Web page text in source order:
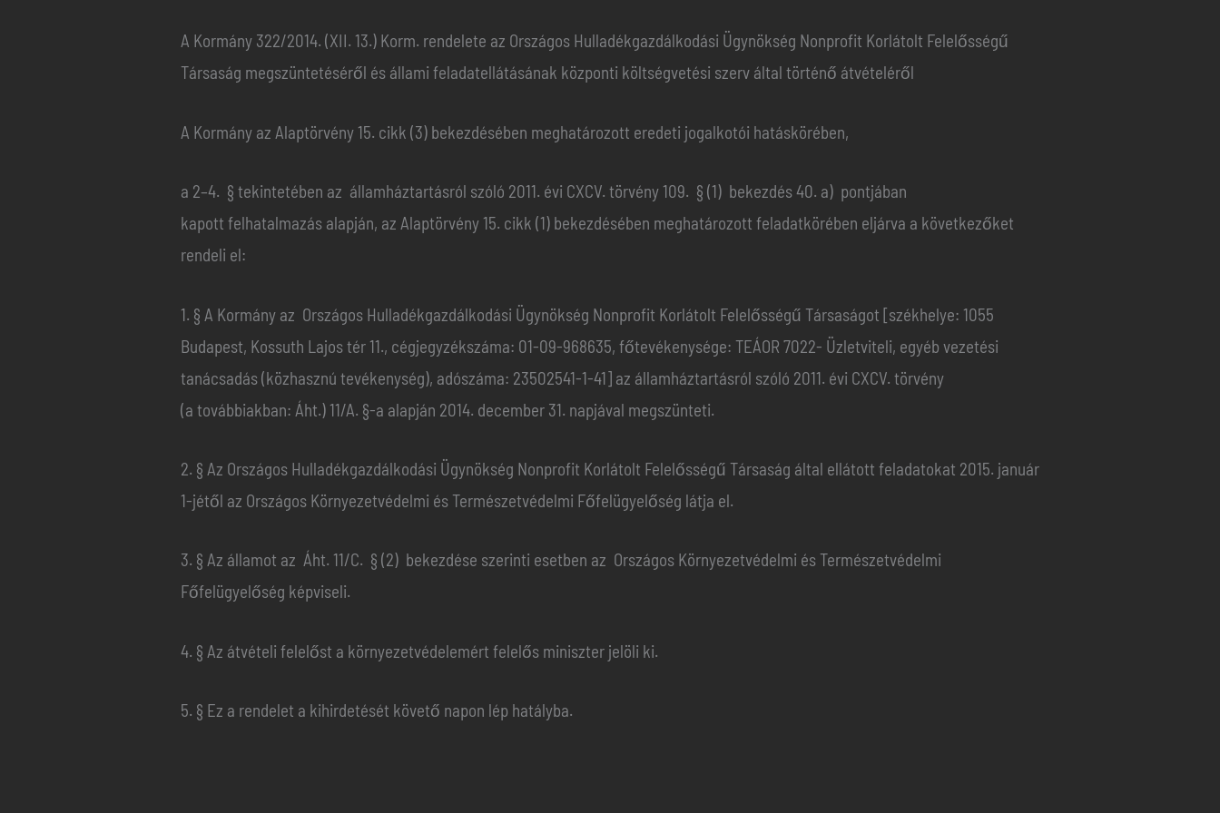
A Kormány 322/2014. (XII. 13.) Korm. rendelete az Országos Hulladékgazdálkodási Ügynökség Nonprofit Korlátolt Felelősségű
Társaság megszüntetéséről és állami feladatellátásának központi költségvetési szerv által történő átvételéről
A Kormány az Alaptörvény 15. cikk (3) bekezdésében meghatározott eredeti jogalkotói hatáskörében,
a 2–4. § tekintetében az államháztartásról szóló 2011. évi CXCV. törvény 109. § (1) bekezdés 40. a) pontjában
kapott felhatalmazás alapján, az Alaptörvény 15. cikk (1) bekezdésében meghatározott feladatkörében eljárva a következőket
rendeli el:
1. § A Kormány az Országos Hulladékgazdálkodási Ügynökség Nonprofit Korlátolt Felelősségű Társaságot [székhelye: 1055
Budapest, Kossuth Lajos tér 11., cégjegyzékszáma: 01-09-968635, főtevékenysége: TEÁOR 7022- Üzletviteli, egyéb vezetési
tanácsadás (közhasznú tevékenység), adószáma: 23502541-1-41] az államháztartásról szóló 2011. évi CXCV. törvény
(a továbbiakban: Áht.) 11/A. §-a alapján 2014. december 31. napjával megszünteti.
2. § Az Országos Hulladékgazdálkodási Ügynökség Nonprofit Korlátolt Felelősségű Társaság által ellátott feladatokat 2015. január
1-jétől az Országos Környezetvédelmi és Természetvédelmi Főfelügyelőség látja el.
3. § Az államot az Áht. 11/C. § (2) bekezdése szerinti esetben az Országos Környezetvédelmi és Természetvédelmi
Főfelügyelőség képviseli.
4. § Az átvételi felelőst a környezetvédelemért felelős miniszter jelöli ki.
5. § Ez a rendelet a kihirdetését követő napon lép hatályba.